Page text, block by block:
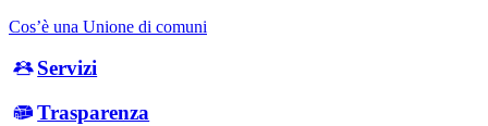
Cos’è una Unione di comuni
Servizi
Trasparenza